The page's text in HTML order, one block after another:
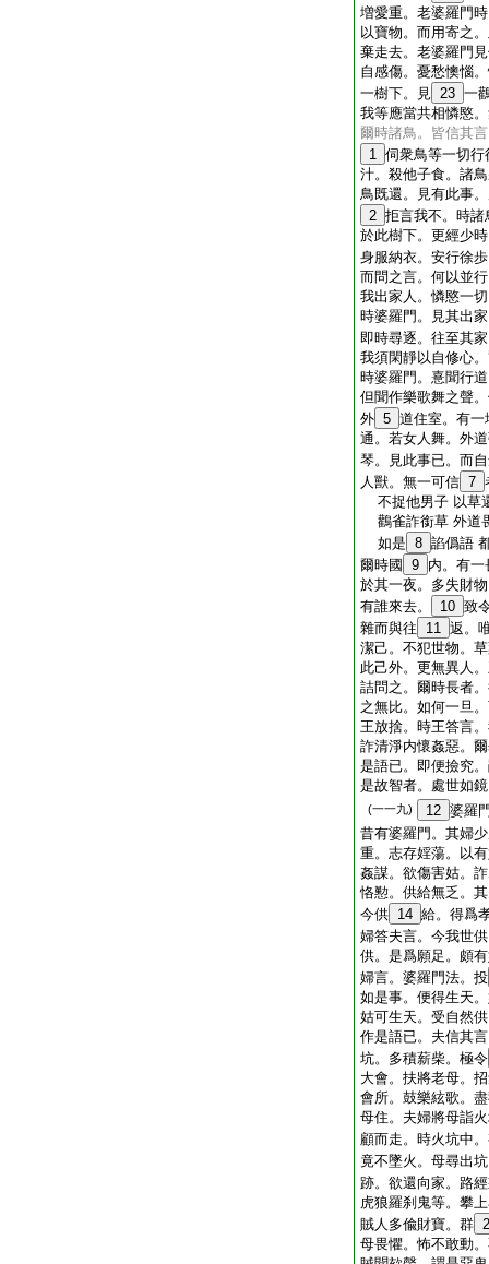
増愛重。老婆羅門
以寶物。而用寄之
棄走去。老婆羅門
自感傷。憂愁懊惱
一樹下。見 23 一
我等應當共相憐愍
爾時諸鳥。皆信其
1 伺衆鳥等一切
汁。殺他子食。諸
鳥既還。見有此事
2 拒言我不。時
於此樹下。更經少
身服納衣。安行徐
而問之言。何以並
我出家人。憐愍一
時婆羅門。見其出
即時尋逐。往至其
我須閑靜以自修心
時婆羅門。憙聞行
但聞作樂歌舞之聲
外 5 道住室。有一
通。若女人舞。外
琴。見此事已。而
人獸。無一可信 7
不捉他男子 以草
鸛雀詐銜草 外道
如是 8 諂僞語
爾時國
9 内。有
於其一夜。多失財
有誰來去。
10 致
雜而與往
11 返。
潔己。不犯世物。
此己外。更無異人
詰問之。爾時長者
之無比。如何一旦
王放捨。時王答言
詐清淨内懷姦惡。
是語已。即便撿究
是故智者。處世如
(一一九) 12 婆羅
昔有婆羅門。其婦
重。志存婬蕩。以
姦謀。欲傷害姑。
恪懃。供給無乏。
今供 14 給。得爲
婦答夫言。今我世
供。是爲願足。頗
婦言。婆羅門法。投
如是事。便得生天
姑可生天。受自然
作是語已。夫信其
坑。多積薪柴。極令
大會。扶將老母。
會所。鼓樂絃歌。
母住。夫婦將母詣
顧而走。時火坑中
竟不墜火。母尋出
跡。欲還向家。路
虎狼羅刹鬼等。攀
賊人多偸財寶。群
母畏懼。怖不敢動